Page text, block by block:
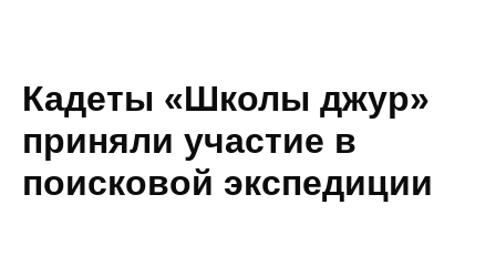
Кадеты «Школы джур»
приняли участие в
поисковой экспедиции